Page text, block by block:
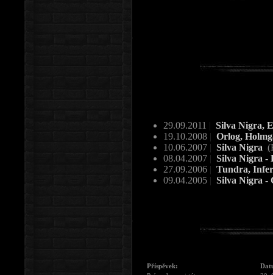
29.09.2011 | Silva Nigra,
19.10.2008 | Orlog,
10.06.2007 | Silva Nigra
08.04.2007 | Silva Nigra -
27.09.2006 | Tundra,
09.04.2005 | Silva Nigra
Příspěvek: